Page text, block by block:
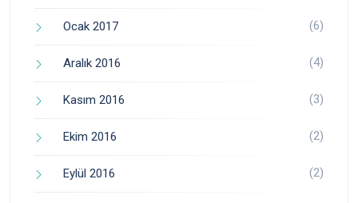
Ocak 2017 (6)
Aralık 2016 (4)
Kasım 2016 (3)
Ekim 2016 (2)
Eylül 2016 (2)